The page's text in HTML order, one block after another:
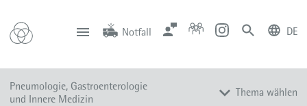
Notfall
Notfall
0201 434-1
0201 805-0
Zentrale Anfahrt
DE
Pneumologie, Gastroenterologie
und Innere Medizin
Thema wählen